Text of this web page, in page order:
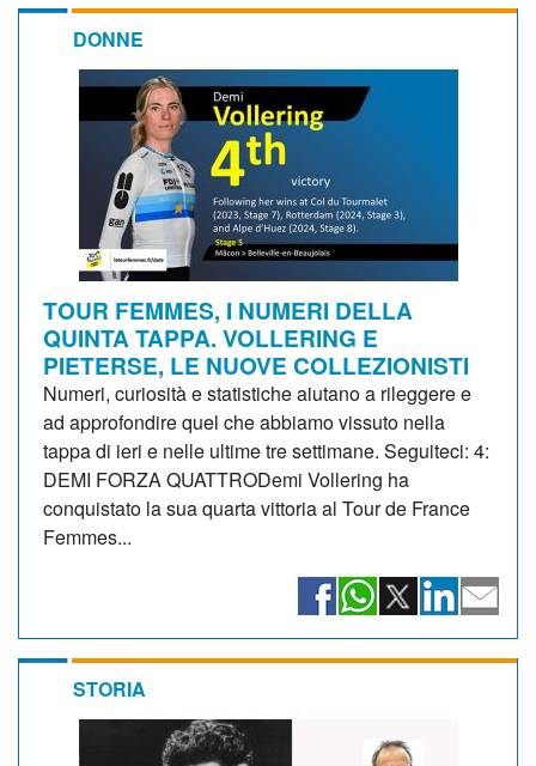
DONNE
TOUR FEMMES, I NUMERI DELLA
QUINTA TAPPA. VOLLERING E
PIETERSE, LE NUOVE COLLEZIONISTI
Numeri, curiosità e statistiche aiutano a rileggere e
ad approfondire quel che abbiamo vissuto nella
tappa di ieri e nelle ultime tre settimane. Seguiteci: 4:
DEMI FORZA QUATTRODemi Vollering ha
conquistato la sua quarta vittoria al Tour de France
Femmes...
STORIA